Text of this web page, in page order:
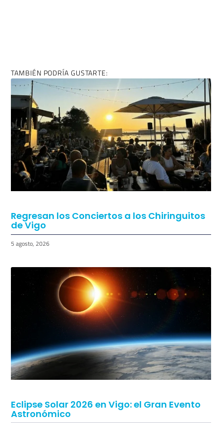
Así será la Gran Cabalgata de Reyes en Vigo
TAMBIÉN PODRÍA GUSTARTE:
Regresan los Conciertos a los Chiringuitos
5 agosto, 2026